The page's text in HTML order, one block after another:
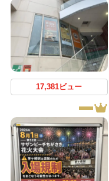
17,381ビュー